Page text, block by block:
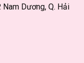
Nam Dương, Q. Hải